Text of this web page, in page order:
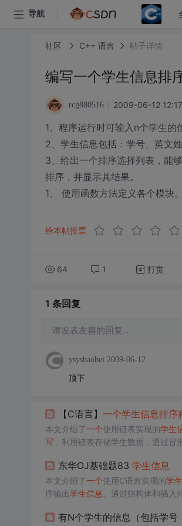
导航
社区 C++ 语言 帖子详情
编写一个学生信息排
rcg880516 2009-06-12
1、程序运行时可输入n个学生
2、学生信息包括：学号、英文
3、给出一个排序选择列表，能
排序，并显示其结果。
1、 使用函数方法定义各个模块。
给本帖投票
64 1 打赏
1 条回复
请发表友善的回复…
ysysbaobei 2009-06-12
顶下
【C语言】 一个学生信息排序
本文介绍了一个使用链表实现的学生
写 ，利用链表存储学生数据，通过冒
东华OJ基础题83 学生信息
本文介绍了一个使用C语言实现的学
序输出学生信息 。通过结构体和插入
有N个学生的信息（包括学号